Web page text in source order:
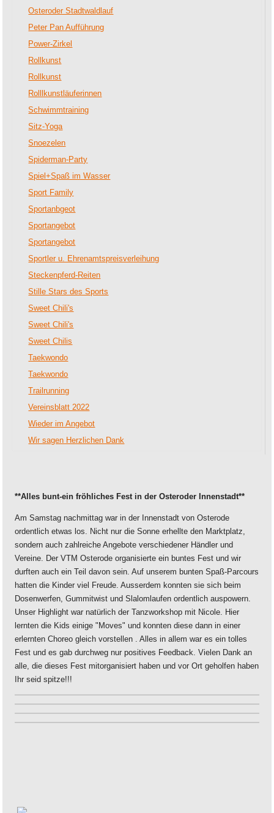
Osteroder Stadtwaldlauf
Peter Pan Aufführung
Power-Zirkel
Rollkunst
Rollkunst
Rolllkunstläuferinnen
Schwimmtraining
Sitz-Yoga
Snoezelen
Spiderman-Party
Spiel+Spaß im Wasser
Sport Family
Sportanbgeot
Sportangebot
Sportangebot
Sportler u. Ehrenamtspreisverleihung
Steckenpferd-Reiten
Stille Stars des Sports
Sweet Chili's
Sweet Chili's
Sweet Chilis
Taekwondo
Taekwondo
Trailrunning
Vereinsblatt 2022
Wieder im Angebot
Wir sagen Herzlichen Dank
**Alles bunt-ein fröhliches Fest in der Osteroder Innenstadt**
Am Samstag nachmittag war in der Innenstadt von Osterode
ordentlich etwas los. Nicht nur die Sonne erhellte den Marktplatz,
sondern auch zahlreiche Angebote verschiedener Händler und
Vereine. Der VTM Osterode organisierte ein buntes Fest und wir
durften auch ein Teil davon sein. Auf unserem bunten Spaß-Parcours
hatten die Kinder viel Freude. Ausserdem konnten sie sich beim
Dosenwerfen, Gummitwist und Slalomlaufen ordentlich auspowern.
Unser Highlight war natürlich der Tanzworkshop mit Nicole. Hier
lernten die Kids einige "Moves" und konnten diese dann in einer
erlernten Choreo gleich vorstellen . Alles in allem war es ein tolles
Fest und es gab durchweg nur positives Feedback. Vielen Dank an
alle, die dieses Fest mitorganisiert haben und vor Ort geholfen haben
Ihr seid spitze!!!